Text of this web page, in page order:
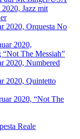
Jazz mit
2020, Orquesta No
2020,
The Messiah”
2020, Numbered
2020, Quintetto
2020, “Not The
Reale